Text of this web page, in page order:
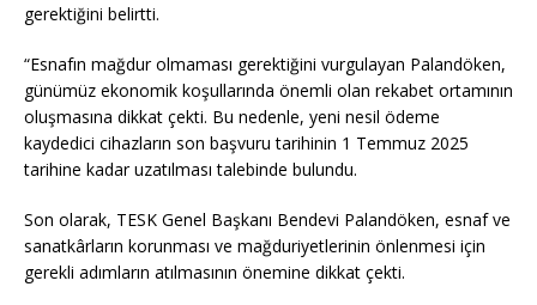
gerektiğini belirtti.
“Esnafın mağdur olmaması gerektiğini vurgulayan Palandöken,
günümüz ekonomik koşullarında önemli olan rekabet ortamının
oluşmasına dikkat çekti. Bu nedenle, yeni nesil ödeme
kaydedici cihazların son başvuru tarihinin 1 Temmuz 2025
tarihine kadar uzatılması talebinde bulundu.
Son olarak, TESK Genel Başkanı Bendevi Palandöken, esnaf ve
sanatkârların korunması ve mağduriyetlerinin önlenmesi için
gerekli adımların atılmasının önemine dikkat çekti.